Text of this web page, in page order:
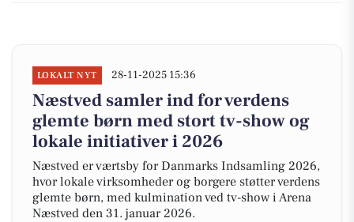
LOKALT NYT 28-11-2025 15:36
Næstved samler ind for verdens
glemte børn med stort tv-show og
lokale initiativer i 2026
Næstved er værtsby for Danmarks Indsamling 2026,
hvor lokale virksomheder og borgere støtter verdens
glemte børn, med kulmination ved tv-show i Arena
Næstved den 31. januar 2026.